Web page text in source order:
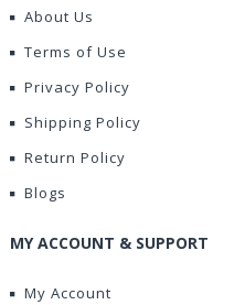
About Us
Terms of Use
Privacy Policy
Shipping Policy
Return Policy
Blogs
MY ACCOUNT & SUPPORT
My Account